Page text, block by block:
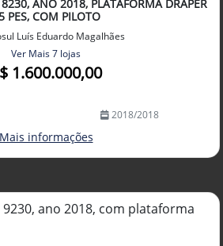
ANO 2018, PLATAFORMA DRAPER
PES, COM PILOTO
Luís Eduardo Magalhães
Ver Mais 7 lojas
1.600.000,00
2018/2018
Mais informações